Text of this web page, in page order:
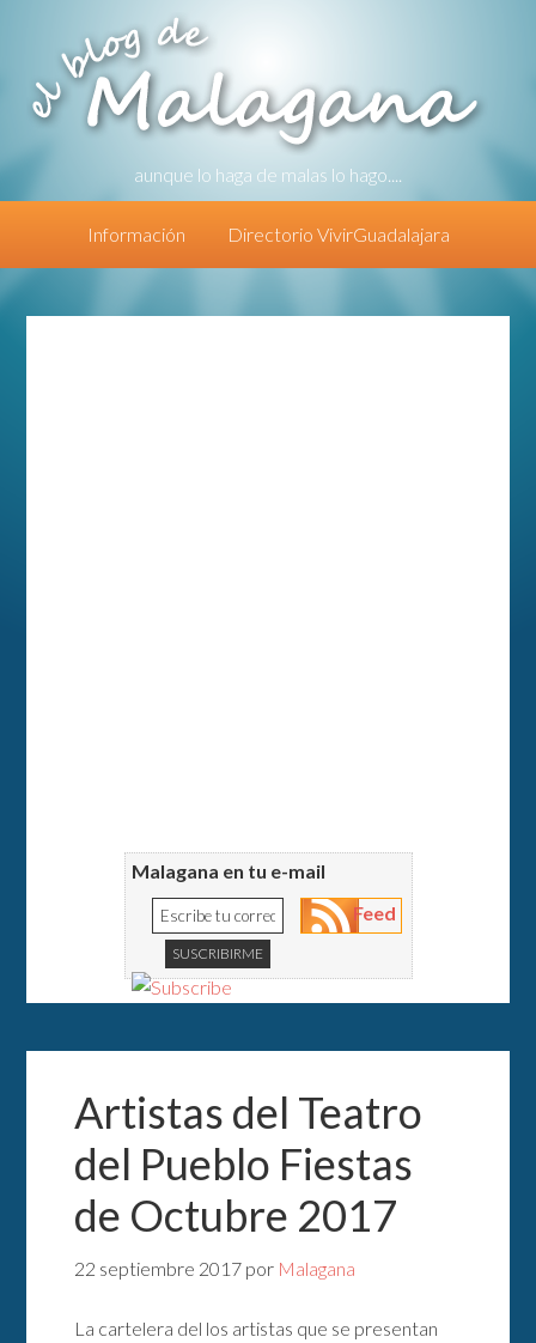
aunque lo haga de malas lo hago....
Información Directorio VivirGuadalajara
Malagana en tu e-mail
Feed
Artistas del Teatro
del Pueblo Fiestas
de Octubre 2017
22 septiembre 2017 por Malagana
La cartelera del los artistas que se presentan